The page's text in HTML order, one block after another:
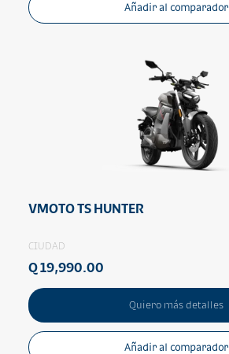
Añadir al comparador
VMOTO TS HUNTER
CIUDAD
Q 19,990.00
Quiero más detalles
Añadir al comparador